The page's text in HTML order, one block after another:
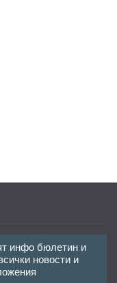
инфо бюлетин и
новости и